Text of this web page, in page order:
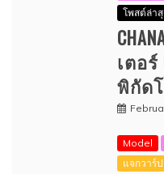
โพสต์ล่า
เตอ
พิกัด
Model
แจกวาร์ป